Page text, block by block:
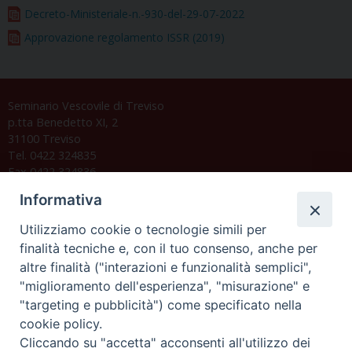
Decreto-Ministeriale-n.-930-del-29-07-2022
Approvazione regolamento ISSR (2019)
Seminario Vescovile di Treviso
p.tta Benedetto XI, 2
31100 Treviso
Tel. 0422 324835
Fax 0422 324836
C.F. 94004060268
Orario di segreteria
Lunedì 17.30-19.30
Martedì 17.30-19.30
Mercoledì 17.30-19.30
Informativa
Utilizziamo cookie o tecnologie simili per
finalità tecniche e, con il tuo consenso, anche per
altre finalità ("interazioni e funzionalità semplici",
"miglioramento dell'esperienza", "misurazione" e
"targeting e pubblicità") come specificato nella
cookie policy.
Cliccando su "accetta" acconsenti all'utilizzo dei